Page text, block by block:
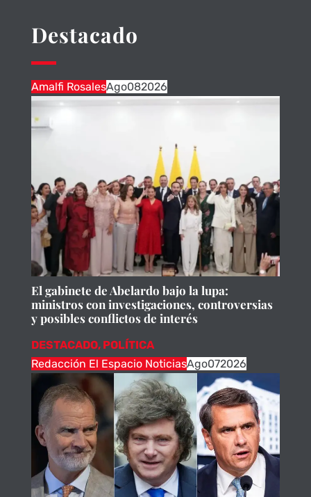
Destacado
Amalfi RosalesAgo082026
El gabinete de Abelardo bajo la lupa:
ministros con investigaciones, controversias
y posibles conflictos de interés
DESTACADO, POLÍTICA
Redacción El Espacio NoticiasAgo072026